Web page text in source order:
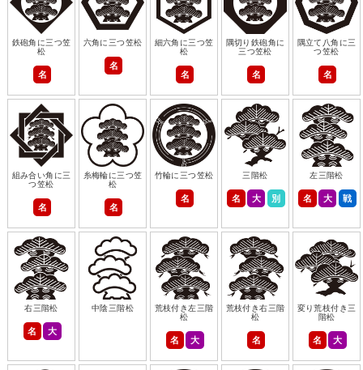
鉄砲角に三つ笠
松
名
六角に三つ笠松
名
細六角に三つ笠
松
名
隅切り鉄砲角に
三つ笠松
名
隅立て八角に三
つ笠松
名
組み合い角に三
つ笠松
名
糸梅輪に三つ笠
松
名
竹輪に三つ笠松
名
三階松
名 大 別
左三階松
名 大 戦
右三階松
名 大
中陰三階松
荒枝付き左三階
松
名 大
荒枝付き右三階
松
名
変り荒枝付き三
階松
名 大